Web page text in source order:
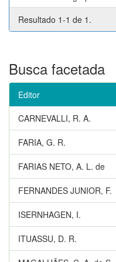
Resultado 1-1 de 1.
Busca facetada
Editor
CARNEVALLI, R. A.
FARIA, G. R.
FARIAS NETO, A. L. de
FERNANDES JUNIOR, F.
ISERNHAGEN, I.
ITUASSU, D. R.